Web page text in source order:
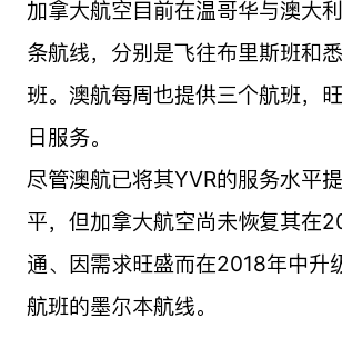
加拿大航空目前在温哥华与澳大
条航线，分别是飞往布里斯班和
班。澳航每周也提供三个航班，
日服务。
尽管澳航已将其YVR的服务水平
平，但加拿大航空尚未恢复其在
通、因需求旺盛而在2018年中升
航班的墨尔本航线。